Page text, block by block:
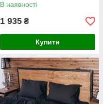
В наявності
1 935 ₴
Купити